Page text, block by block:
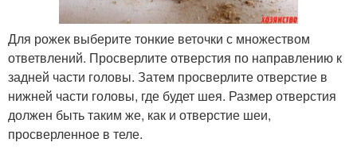
Для рожек выберите тонкие веточки с множеством
ответвлений. Просверлите отверстия по направлению к
задней части головы. Затем просверлите отверстие в
нижней части головы, где будет шея. Размер отверстия
должен быть таким же, как и отверстие шеи,
просверленное в теле.